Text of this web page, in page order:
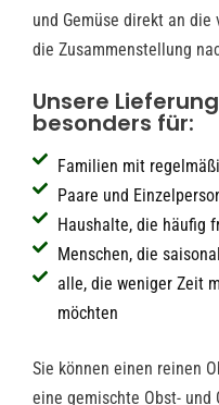
und Gemüse direkt an
die Zusammenstellung
Unsere
besonders für:
Familien mit
Paare und
Haushalte, die häufig
Menschen, die
alle, die weniger Zeit
möchten
Sie können einen reinen
eine gemischte Obst- und